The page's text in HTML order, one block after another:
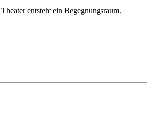
entsteht ein Begegnungsraum.